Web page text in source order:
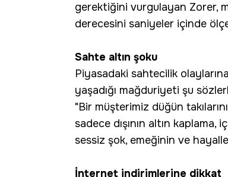
gerektiğini vurgulayan Zorer,
derecesini saniyeler içinde
Sahte altın şoku
Piyasadaki sahtecilik
yaşadığı mağduriyeti şu
"Bir müşterimiz düğün
sadece dışının altın kaplama,
sessiz şok, emeğinin ve
İnternet indirimlerine dikkat